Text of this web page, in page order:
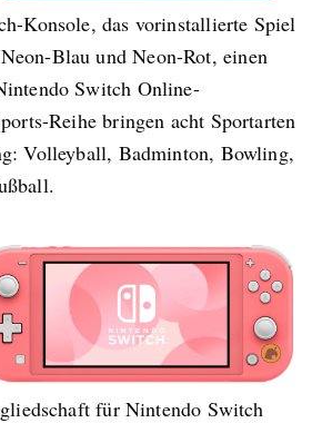
Konsole, das vorinstallierte Spiel
Blau und Neon-Rot, einen
Switch Online-
Reihe bringen acht Sportarten
Volleyball, Badminton, Bowling,
für Nintendo Switch